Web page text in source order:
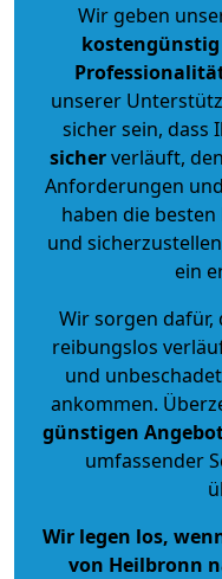
Wir geben
kostengünstig
unserer
sicher sein, dass
sicherverläuft,
Anforderungen
haben die
und
ein
Wir sorgen dafür,
reibungslos
und
ankommen.
günstigen
umfassender
Wir legen los,
von Heilbronn